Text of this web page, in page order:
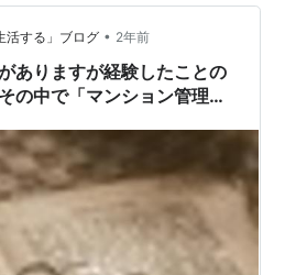
なと、想定はしていました。 現
トアルバイトの方も含め、
います。全員がパソコンと向
、私の担当業務はそ…
活する」ブログ • 2年前
ありますが経験したことの
の中で「マンション管理業